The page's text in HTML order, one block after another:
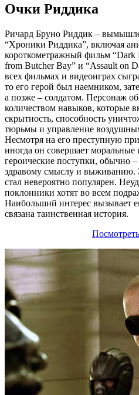
Очки Риддика
Ричард Бруно Риддик –
“Хроники Риддика”, включая
короткометражный фильм “Dark
from Butcher Bay” и “Assault on
всех фильмах и видеоиграх
то его герой был наемником,
а позже – солдатом. Персонаж
количеством навыков, которые
скрытность, способность
тюрьмы и управление
Несмотря на его преступную
иногда он совершает
героические поступки, обычно
здравому смыслу и
стал невероятно популярен.
поклонники хотят во всем
Наибольший интерес вызывает
связана таинственная история.